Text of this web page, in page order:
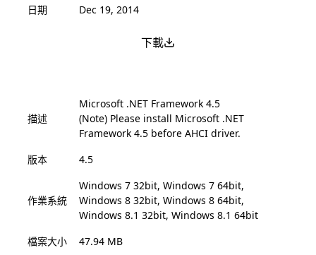
日期
Dec 19, 2014
下載
描述
Microsoft .NET Framework 4.5
(Note) Please install Microsoft .NET
Framework 4.5 before AHCI driver.
版本
4.5
作業系統
Windows 7 32bit, Windows 7 64bit,
Windows 8 32bit, Windows 8 64bit,
Windows 8.1 32bit, Windows 8.1 64bit
檔案大小
47.94 MB